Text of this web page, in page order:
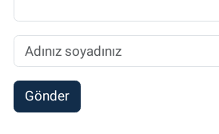
Gönder